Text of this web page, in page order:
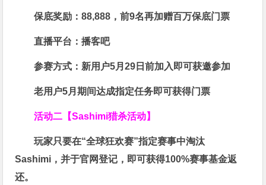
保底奖励：88,888 ，前9名再加赠百万保底门票
直播平台：播客吧
参赛方式： 新用户5月29日前加入即可获邀参加
老用户5月期间达成指定任务即可获得门票
活动二【Sashimi猎杀活动】
玩家只要在“全球狂欢赛”指定赛事中淘汰
Sashimi，并于官网登记，即可获得100%赛事基金返
还。